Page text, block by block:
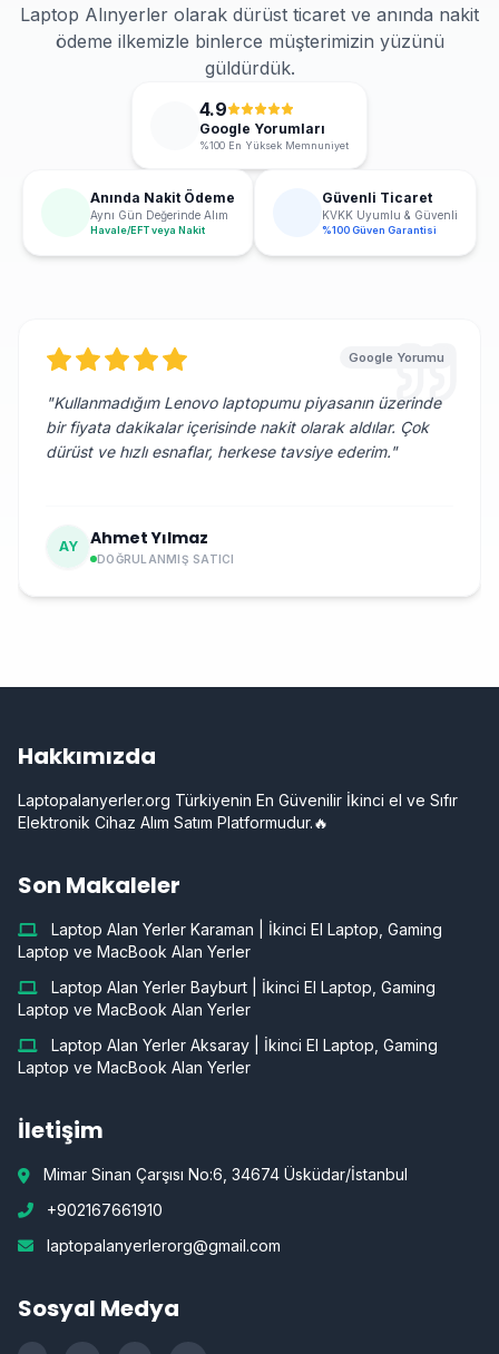
Laptop Alınyerler olarak dürüst ticaret ve anında nakit
ödeme ilkemizle binlerce müşterimizin yüzünü
güldürdük.
4.9
Google Yorumları
%100 En Yüksek Memnuniyet
Anında Nakit Ödeme
Aynı Gün Değerinde Alım
Havale/EFT veya Nakit
Güvenli Ticaret
KVKK Uyumlu & Güvenli
%100 Güven Garantisi
Google Yorumu
"Kullanmadığım Lenovo laptopumu piyasanın üzerinde
bir fiyata dakikalar içerisinde nakit olarak aldılar. Çok
dürüst ve hızlı esnaflar, herkese tavsiye ederim."
AY Ahmet Yılmaz
DOĞRULANMIŞ SATICI
Hakkımızda
Laptopalanyerler.org Türkiyenin En Güvenilir İkinci el ve Sıfır
Elektronik Cihaz Alım Satım Platformudur.🔥
Son Makaleler
Laptop Alan Yerler Karaman | İkinci El Laptop, Gaming
Laptop ve MacBook Alan Yerler
Laptop Alan Yerler Bayburt | İkinci El Laptop, Gaming
Laptop ve MacBook Alan Yerler
Laptop Alan Yerler Aksaray | İkinci El Laptop, Gaming
Laptop ve MacBook Alan Yerler
İletişim
Mimar Sinan Çarşısı No:6, 34674 Üsküdar/İstanbul
+902167661910
laptopalanyerlerorg@gmail.com
Sosyal Medya